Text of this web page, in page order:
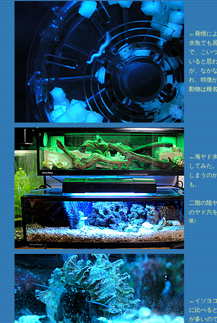
←発情に
水魚でも
で、こい
いると思
が、なか
れ、特徴
動物は種
←海ヤド
してみた
しまうの
も。
二階の陸
のヤド六
撮）
←イソヨ
に比べる
が多いの